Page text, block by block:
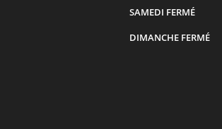
SAMEDI FERMÉ
DIMANCHE FERMÉ